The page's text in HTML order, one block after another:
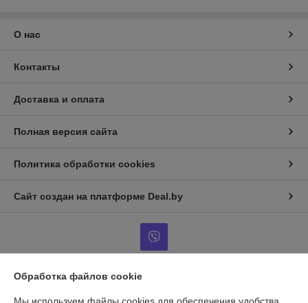
О нас
Контакты
Доставка и оплата
Полная версия сайта
Политика обработки cookies
Сайт создан на платформе Deal.by
Обработка файлов cookie